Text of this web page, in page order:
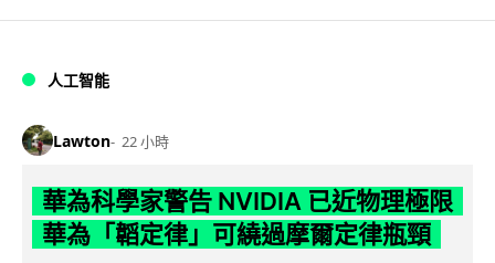
人工智能
Lawton 22 小時
華為科學家警告 NVIDIA 已近物理極限
華為「韜定律」可繞過摩爾定律瓶頸